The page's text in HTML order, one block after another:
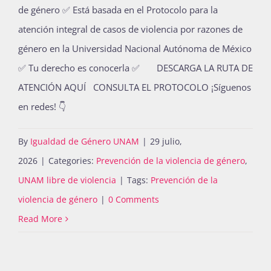
de género ✅ Está basada en el Protocolo para la
atención integral de casos de violencia por razones de
género en la Universidad Nacional Autónoma de México
✅ Tu derecho es conocerla ✅ DESCARGA LA RUTA DE
ATENCIÓN AQUÍ CONSULTA EL PROTOCOLO ¡Síguenos
en redes! 👇
By Igualdad de Género UNAM | 29 julio,
2026 | Categories: Prevención de la violencia de género,
UNAM libre de violencia | Tags: Prevención de la
violencia de género | 0 Comments
Read More